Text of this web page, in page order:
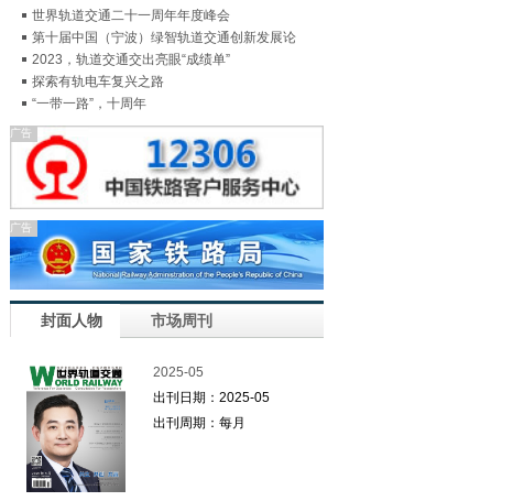
世界轨道交通二十一周年年度峰会
第十届中国（宁波）绿智轨道交通创新发展论
2023，轨道交通交出亮眼“成绩单”
探索有轨电车复兴之路
“一带一路”，十周年
广告
广告
封面人物 市场周刊
2025-05
出刊日期：2025-05
出刊周期：每月